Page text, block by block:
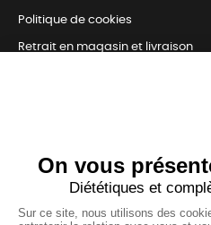
Politique de cookies
Retrait en magasin et livraison
Nous sommes connectés
pour répondre à tous vos besoins